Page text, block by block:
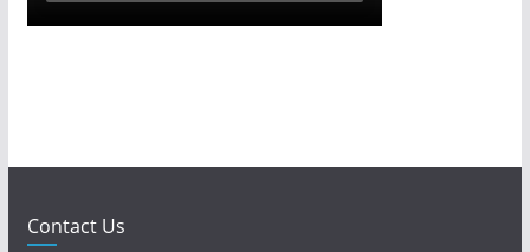
Contact Us